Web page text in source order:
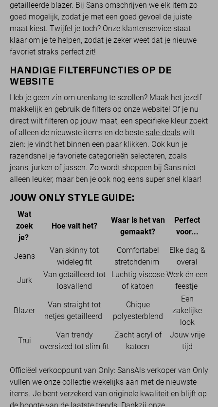
getailleerde blazer. Bij Sans omschrijven we elk item zo
goed mogelijk, zodat je met een goed gevoel de juiste
maat kiest. Twijfel je toch? Onze klantenservice staat
klaar om je te helpen, zodat je zeker weet dat je nieuwe
favoriet straks perfect zit!
HANDIGE FILTERFUNCTIES OP DE
WEBSITE
Heb je geen zin om urenlang te scrollen? Maak het jezelf
makkelijk en gebruik de filters op onze website! Of je nu
direct wilt filteren op jouw maat, een specifieke kleur zoekt
of alleen de nieuwste items en de beste sale-deals wilt
zien: je vindt het binnen een paar klikken. Ook kun je
razendsnel je favoriete categorieën selecteren, zoals
jeans, jurken of jassen. Zo wordt shoppen bij Sans niet
alleen leuker, maar ben je ook nog eens super snel klaar!
JOUW ONLY STYLE GUIDE:
Wat
zoek
je?
Hoe valt het?
Waar is het van
gemaakt?
Perfect
voor...
Jeans
Van skinny tot
wideleg fit
Comfortabel
stretchdenim
Elke dag &
overal
Jurk
Van getailleerd tot
losvallend
Luchtig viscose
of katoen
Werk én een
feestje
Blazer
Van straight tot
netjes getailleerd
Chique
polyesterblend
Een
zakelijke
look
Trui
Van trendy
oversized tot slim fit
Zacht acryl of
katoen
Jouw vrije
tijd
Officiëel verkooppunt van Only: SansAls verkoper van Only
vullen we onze collectie wekelijks aan met de nieuwste
items. Je bent verzekerd van originele kwaliteit en blijft op